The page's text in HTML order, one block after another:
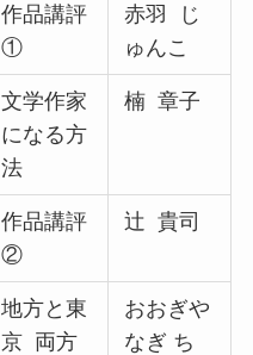
作品講評
①
赤羽 じ
ゅんこ
文学作家
になる方
法
楠 章子
作品講評
②
辻 貴司
地方と東
京 両方
おおぎや
なぎ ち